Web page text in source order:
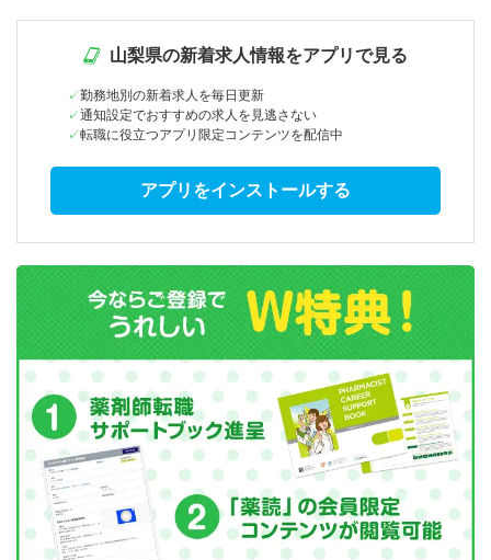
山梨県の新着求人情報をアプリで見る
勤務地別の新着求人を毎日更新
通知設定でおすすめの求人を見逃さない
転職に役立つアプリ限定コンテンツを配信中
アプリをインストールする